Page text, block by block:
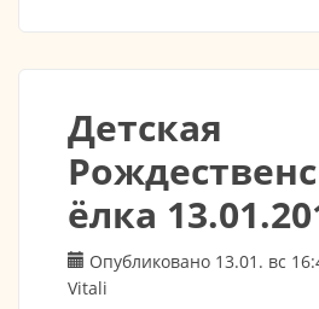
Детская
ёлка
Опубликовано 13.01. вс
Vitali